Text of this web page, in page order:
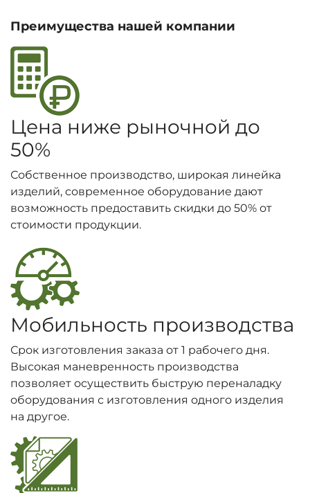
Преимущества нашей компании
Цена ниже рыночной до
50%
Собственное производство, широкая линейка
изделий, современное оборудование дают
возможность предоставить скидки до 50% от
стоимости продукции.
Мобильность производства
Срок изготовления заказа от 1 рабочего дня.
Высокая маневренность производства
позволяет осуществить быструю переналадку
оборудования с изготовления одного изделия
на другое.